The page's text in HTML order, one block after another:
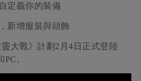
定義你的裝備
新增服裝與頭飾
靈大戰》計劃2月4日正式登陸
。